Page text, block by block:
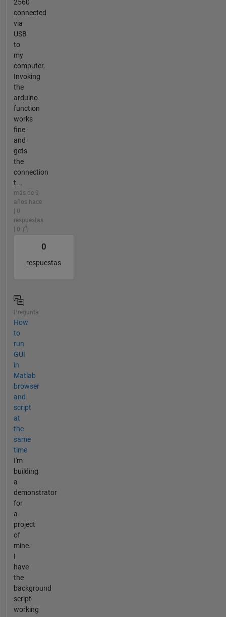
2560
connected
via
USB
to
my
computer.
Invoking
the
arduino
function
works
fine
and
gets
the
connection
t...
más de 9
años hace
| 0
respuestas
| 0
0
respuestas
Pregunta
How
to
run
GUI
in
Matlab
browser
and
script
at
the
same
time
I'm
building
a
demonstrator
for
a
project
of
mine.
I
have
the
background
script
working